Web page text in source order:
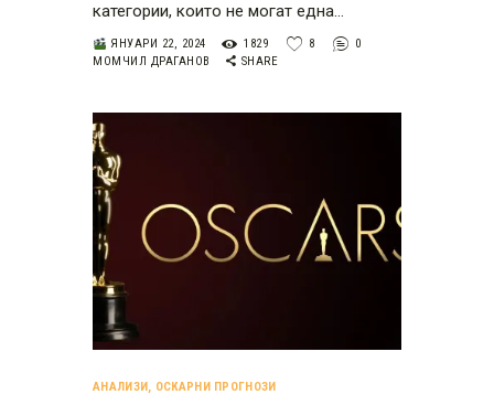
категории, които не могат една…
ЯНУАРИ 22, 2024 1829 8
0
МОМЧИЛ ДРАГАНОВ
SHARE
АНАЛИЗИ ОСКАРНИ ПРОГНОЗИ